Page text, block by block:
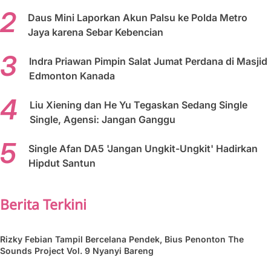
Daus Mini Laporkan Akun Palsu ke Polda Metro
Jaya karena Sebar Kebencian
Indra Priawan Pimpin Salat Jumat Perdana di Masjid
Edmonton Kanada
Liu Xiening dan He Yu Tegaskan Sedang Single
Single, Agensi: Jangan Ganggu
Single Afan DA5 'Jangan Ungkit-Ungkit' Hadirkan
Hipdut Santun
Berita Terkini
Rizky Febian Tampil Bercelana Pendek, Bius Penonton The
Sounds Project Vol. 9 Nyanyi Bareng